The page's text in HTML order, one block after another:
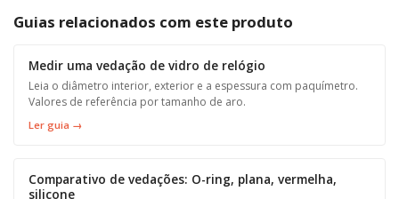
Guias relacionados com este produto
Medir uma vedação de vidro de relógio
Leia o diâmetro interior, exterior e a espessura com paquímetro.
Valores de referência por tamanho de aro.
Ler guia →
Comparativo de vedações: O-ring, plana, vermelha,
silicone